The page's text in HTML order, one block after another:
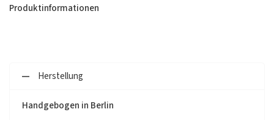
Produktinformationen
Herstellung
Handgebogen in Berlin